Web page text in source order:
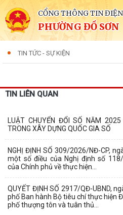
CỔNG THÔNG TIN
PHƯỜNG ĐỒ SƠN
TIN TỨC - SỰ KIỆN
TIN LIÊN QUAN
LUẬT CHUYỂN ĐỔI SỐ NĂM
TRONG XÂY DỰNG QUỐC GIA SỐ
NGHỊ ĐỊNH SỐ 309/2026/NĐ-CP,
một số điều của Nghị định số
của Chính phủ về thực hiện...
QUYẾT ĐỊNH SỐ 2917/QĐ-UBND,
phố Ban hành Bộ tiêu chí thực hiện
phố thượng tôn và tuân thủ...